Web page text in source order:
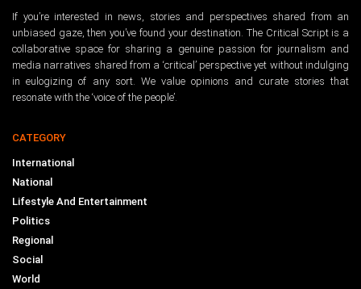
If you’re interested in news, stories and perspectives shared from an
unbiased gaze, then you’ve found your destination. The Critical Script is a
collaborative space for sharing a genuine passion for journalism and
media narratives shared from a ‘critical’ perspective yet without indulging
in eulogizing of any sort. We value opinions and curate stories that
resonate with the ‘voice of the people’.
CATEGORY
International
National
Lifestyle And Entertainment
Politics
Regional
Social
World